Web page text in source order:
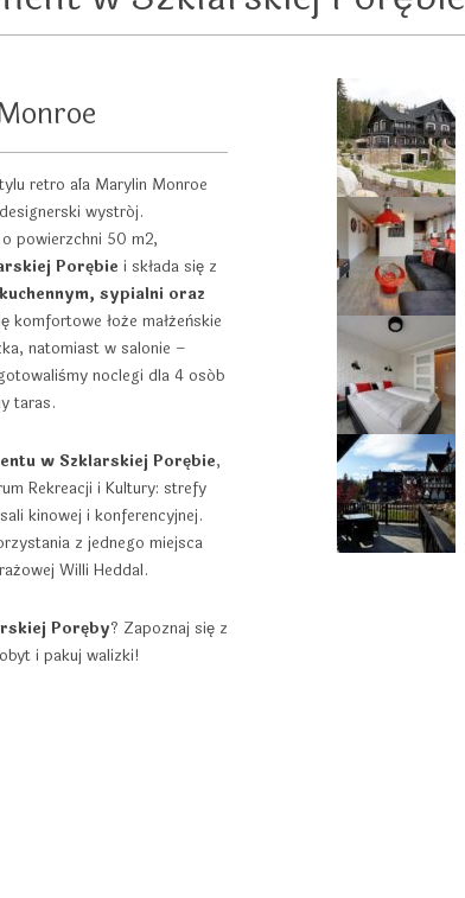
retro a`la Marylin Monroe
wystrój.
powierzchni 50 m2,
Porębie i składa się z
sypialni oraz
komfortowe łoże małżeńskie
natomiast w salonie –
noclegi dla 4 osób
taras.
w Szklarskiej Porębie,
Rekreacji i Kultury: strefy
kinowej i konferencyjnej.
z jednego miejsca
Willi Heddal.
Poręby? Zapoznaj się z
i pakuj walizki!